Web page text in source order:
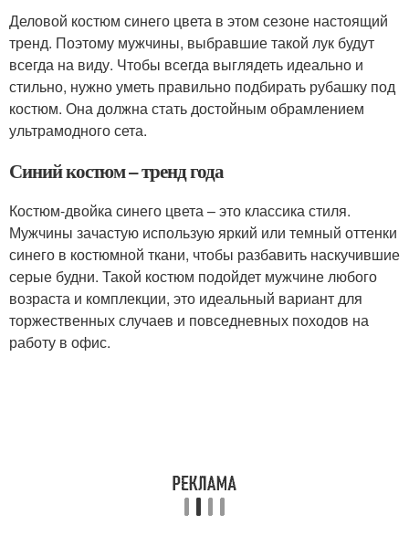
Деловой костюм синего цвета в этом сезоне настоящий
тренд. Поэтому мужчины, выбравшие такой лук будут
всегда на виду. Чтобы всегда выглядеть идеально и
стильно, нужно уметь правильно подбирать рубашку под
костюм. Она должна стать достойным обрамлением
ультрамодного сета.
Синий костюм – тренд года
Костюм-двойка синего цвета – это классика стиля.
Мужчины зачастую использую яркий или темный оттенки
синего в костюмной ткани, чтобы разбавить наскучившие
серые будни. Такой костюм подойдет мужчине любого
возраста и комплекции, это идеальный вариант для
торжественных случаев и повседневных походов на
работу в офис.